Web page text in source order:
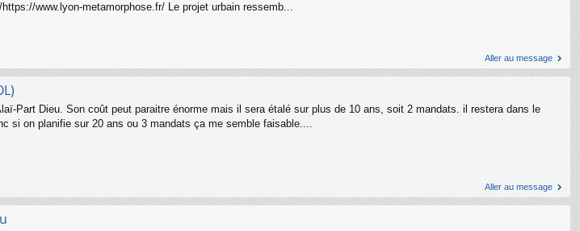
www.lyon-metamorphose.fr/ Le projet urbain ressemb...
Aller au message
Part Dieu. Son coût peut paraitre énorme mais il sera étalé sur plus de 10 ans, soit 2 mandats. il restera dans le
si on planifie sur 20 ans ou 3 mandats ça me semble faisable....
Aller au message